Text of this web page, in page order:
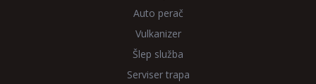
Auto perač
Vulkanizer
Šlep služba
Serviser trapa